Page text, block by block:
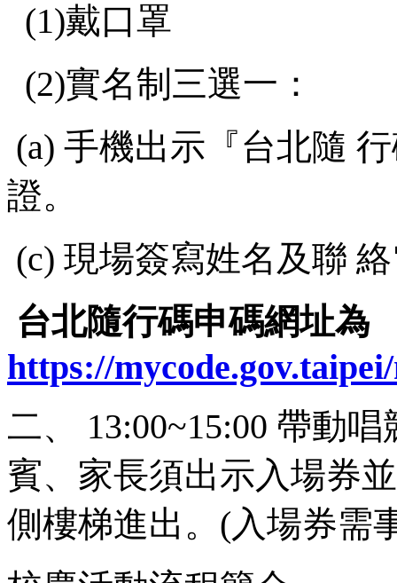
(1)戴口罩
(2)實名制三選一：
(a) 手機出示『台北隨
證。
(c) 現場簽寫姓名及聯
台北隨行碼申碼網址為
https://
二、 13:00~15:00 帶動
賓、家長須出示入場券
側樓梯進出。(入場券